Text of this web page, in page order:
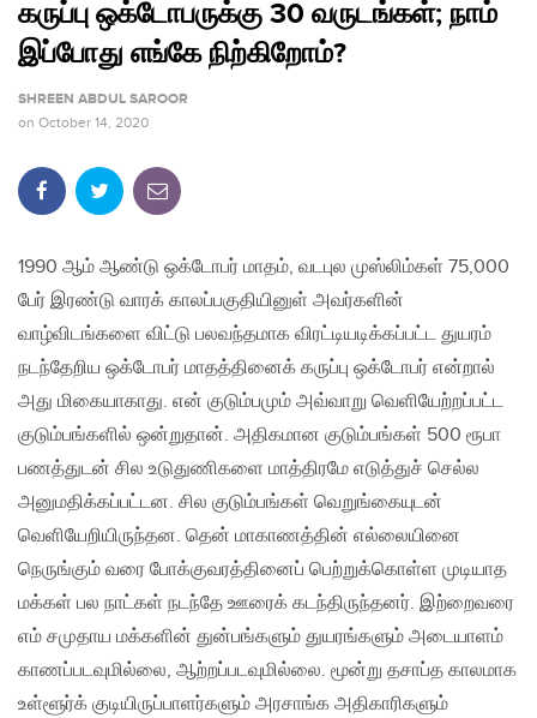
கருப்பு ஒக்டோபருக்கு 30 வருடங்கள்; நாம்
இப்போது எங்கே நிற்கிறோம்?
SHREEN ABDUL SAROOR
on October 14, 2020
1990 ஆம் ஆண்டு ஒக்டோபர் மாதம், வடபுல முஸ்லிம்கள் 75,000
பேர் இரண்டு வாரக் காலப்பகுதியினுள் அவர்களின்
வாழ்விடங்களை விட்டு பலவந்தமாக விரட்டியடிக்கப்பட்ட துயரம்
நடந்தேறிய ஒக்டோபர் மாதத்தினைக் கருப்பு ஒக்டோபர் என்றால்
அது மிகையாகாது. என் குடும்பமும் அவ்வாறு வெளியேற்றப்பட்ட
குடும்பங்களில் ஒன்றுதான். அதிகமான குடும்பங்கள் 500 ரூபா
பணத்துடன் சில உடுதுணிகளை மாத்திரமே எடுத்துச் செல்ல
அனுமதிக்கப்பட்டன. சில குடும்பங்கள் வெறுங்கையுடன்
வெளியேறியிருந்தன. தென் மாகாணத்தின் எல்லையினை
நெருங்கும் வரை போக்குவரத்தினைப் பெற்றுக்கொள்ள முடியாத
மக்கள் பல நாட்கள் நடந்தே ஊரைக் கடந்திருந்தனர். இற்றைவரை
எம் சமுதாய மக்களின் துன்பங்களும் துயரங்களும் அடையாளம்
காணப்படவுமில்லை, ஆற்றப்படவுமில்லை. மூன்று தசாப்த காலமாக
உள்ளூர்க் குடியிருப்பாளர்களும் அரசாங்க அதிகாரிகளும்